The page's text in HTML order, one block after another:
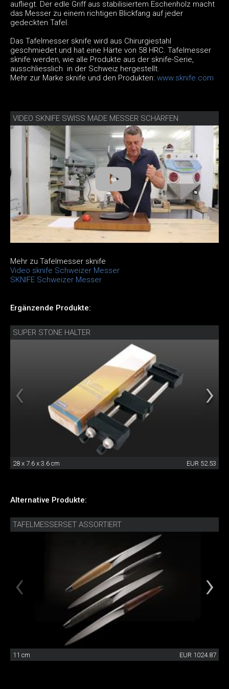
aufliegt. Der edle Griff aus stabilisiertem Eschenholz macht
das Messer zu einem richtigen Blickfang auf jeder
gedeckten Tafel.
Das Tafelmesser sknife wird aus Chirurgiestahl
geschmiedet und hat eine Härte von 58 HRC. Tafelmesser
sknife werden, wie alle Produkte aus der sknife-Serie,
ausschliesslich in der Schweiz hergestellt.
Mehr zur Marke sknife und den Produkten: www.sknife.com
VIDEO SKNIFE SWISS MADE MESSER SCHÄRFEN
Mehr zu Tafelmesser sknife
Video sknife Schweizer Messer
SKNIFE Schweizer Messer
Ergänzende Produkte:
SUPER STONE HALTER
28 x 7.6 x 3.6 cm EUR 52.53
Alternative Produkte:
TAFELMESSERSET ASSORTIERT
11 cm EUR 1024.87